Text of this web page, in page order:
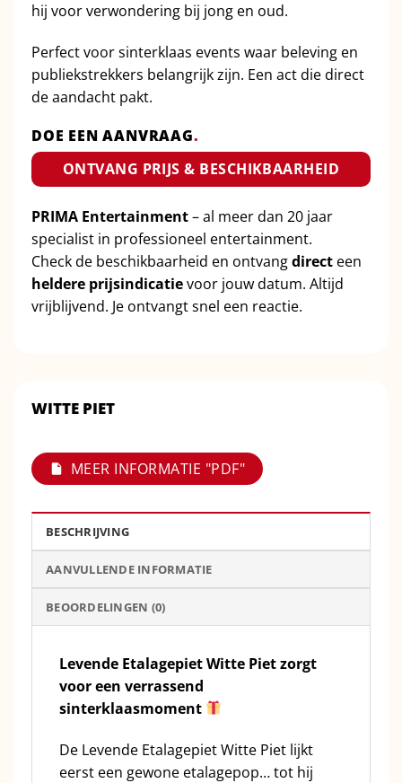
hij voor verwondering bij jong en oud.
Perfect voor sinterklaas events waar beleving en
publiekstrekkers belangrijk zijn. Een act die direct
de aandacht pakt.
DOE EEN AANVRAAG.
ONTVANG PRIJS & BESCHIKBAARHEID
PRIMA Entertainment– al meer dan 20 jaar
specialist in professioneel entertainment.
Check de beschikbaarheid en ontvangdirect een
heldere prijsindicatievoor jouw datum. Altijd
vrijblijvend. Je ontvangt snel een reactie.
WITTE PIET
MEER INFORMATIE "PDF"
BESCHRIJVING
AANVULLENDE INFORMATIE
BEOORDELINGEN (0)
Levende Etalagepiet Witte Piet zorgt
voor een verrassend
sinterklaasmoment
De Levende Etalagepiet Witte Piet lijkt
eerst een gewone etalagepop… tot hij